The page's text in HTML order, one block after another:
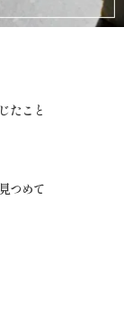
たこと
つめて